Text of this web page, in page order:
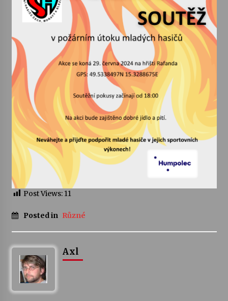
Votavžatský ploty
23. 7. 2026
Letní koncerty ve Stromovce: Rufus Miller
22. 7. 2026
Vysočinka
17. 7. 2026
Ozvěny prázdnin
14. 7. 2026
odkaz Josefa Čapka
Varhanní recitál Michala Novenka v Klášteře
Želiv
Post Views: 11
Posted in Různé
Axl